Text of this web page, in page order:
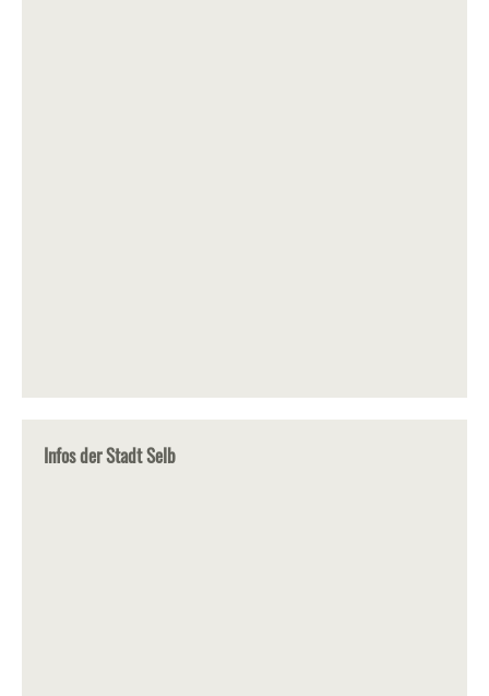
Infos der Stadt Selb